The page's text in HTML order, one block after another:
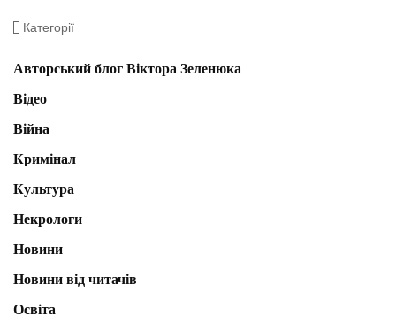
Категорії
Авторський блог Віктора Зеленюка
Відео
Війна
Кримінал
Культура
Некрологи
Новини
Новини від читачів
Освіта